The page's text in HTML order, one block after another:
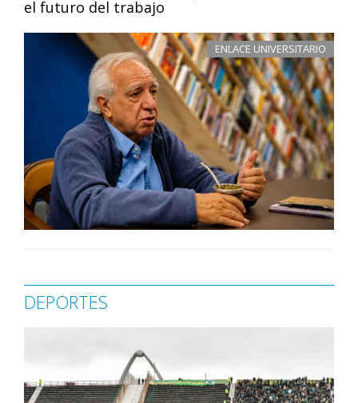
el futuro del trabajo
ENLACE UNIVERSITARIO
DEPORTES